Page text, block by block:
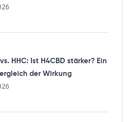
HHC: Ist H4CBD stärker? Ein
der Wirkung